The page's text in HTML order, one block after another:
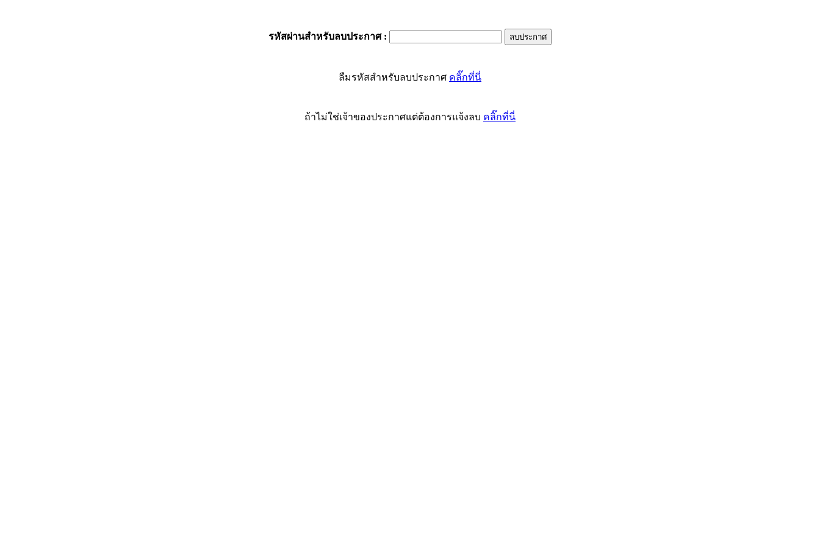
รหัสผ่านสำหรับลบประกาศ:
ลืมรหัสสำหรับลบประกาศ คลิ๊กที่นี่
ถ้าไม่ใช่เจ้าของประกาศแต่ต้องการแจ้งลบ คลิ๊กที่นี่